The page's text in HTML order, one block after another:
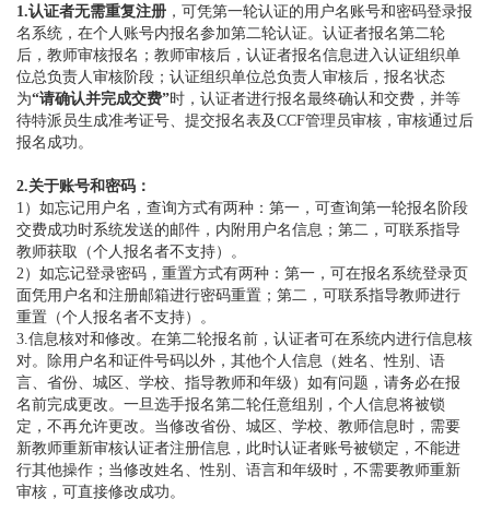
1.认证者无需重复注册 ，可凭第一轮认证的用户名账号和密码登录报
名系统，在个人账号内报名参加第二轮认证。认证者报名第二轮
后，教师审核报名；教师审核后，认证者报名信息进入认证组织单
位总负责人审核阶段；认证组织单位总负责人审核后，报名状态
为“请确认并完成交费”时，认证者进行报名最终确认和交费，并等
待特派员生成准考证号、提交报名表及CCF管理员审核，审核通过后
报名成功。
2.关于账号和密码：
1）如忘记用户名，查询方式有两种：第一，可查询第一轮报名阶段
交费成功时系统发送的邮件，内附用户名信息；第二，可联系指导
教师获取（个人报名者不支持）。
2）如忘记登录密码，重置方式有两种：第一，可在报名系统登录页
面凭用户名和注册邮箱进行密码重置；第二，可联系指导教师进行
重置（个人报名者不支持）。
3.信息核对和修改。在第二轮报名前，认证者可在系统内进行信息核
对。除用户名和证件号码以外，其他个人信息（姓名、性别、语
言、省份、城区、学校、指导教师和年级）如有问题，请务必在报
名前完成更改。一旦选手报名第二轮任意组别，个人信息将被锁
定，不再允许更改。当修改省份、城区、学校、教师信息时，需要
新教师重新审核认证者注册信息，此时认证者账号被锁定，不能进
行其他操作；当修改姓名、性别、语言和年级时，不需要教师重新
审核，可直接修改成功。